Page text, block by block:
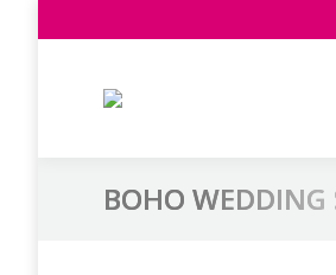
BOHO WEDDING
Estás aquí: